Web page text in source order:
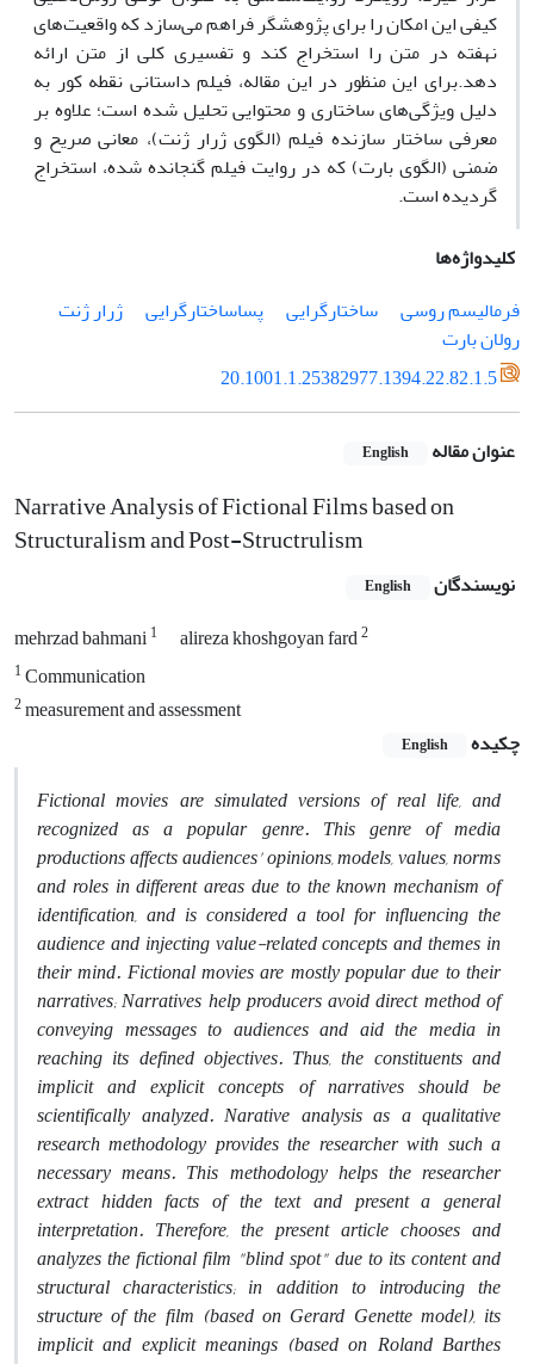
کیفی این امکان را برای پژوهشگر فراهم می‌سازد که واقعیت‌های
نهفته در متن را استخراج ‌کند و تفسیری کلی از متن ارائه
‌دهد.برای این منظور در این مقاله، فیلم داستانی نقطه‌ کور به
دلیل ویژگی‌های ساختاری و محتوایی تحلیل شده است؛ علاوه بر
معرفی ساختار سازنده فیلم (الگوی ژرار ‌ژنت)، معانی صریح و
ضمنی (الگوی بارت) که در روایت فیلم گنجانده شده، استخراج
گردیده است.
کلیدواژه‌ها
فرمالیسم روسی
ساختارگرایی پساساختارگرایی
ژرار ژنت
رولان بارت
20.1001.1.25382977.1394.22.82.1.5
عنوان مقاله English
Narrative Analysis of Fictional Films based on
Structuralism and Post-Structrulism
نویسندگان English
mehrzad bahmani1 alireza khoshgoyan fard2
1Communication
2measurement and assessment
چکیده
English
Fictional movies are simulated versions of real life, and
recognized as a popular genre. This genre of media
productions affects audiences' opinions, models, values, norms
and roles in different areas due to the known mechanism of
identification, and is considered a tool for influencing the
audience and injecting value-related concepts and themes in
their mind. Fictional movies are mostly popular due to their
narratives; Narratives help producers avoid direct method of
conveying messages to audiences and aid the media in
reaching its defined objectives. Thus, the constituents and
implicit and explicit concepts of narratives should be
scientifically analyzed. Narative analysis as a qualitative
research methodology provides the researcher with such a
necessary means. This methodology helps the researcher
extract hidden facts of the text and present a general
interpretation. Therefore, the present article chooses and
analyzes the fictional film "blind spot" due to its content and
structural characteristics; in addition to introducing the
structure of the film (based on Gerard Genette model), its
implicit and explicit meanings (based‌ on Roland Barthes